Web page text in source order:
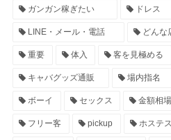
ガンガン稼ぎたい ドレス
LINE・メール・電話 どんな
重要 体入 客を見極める
キャバグッズ通販 場内指名
ボーイ セックス 金額相場
フリー客 pickup ホステス